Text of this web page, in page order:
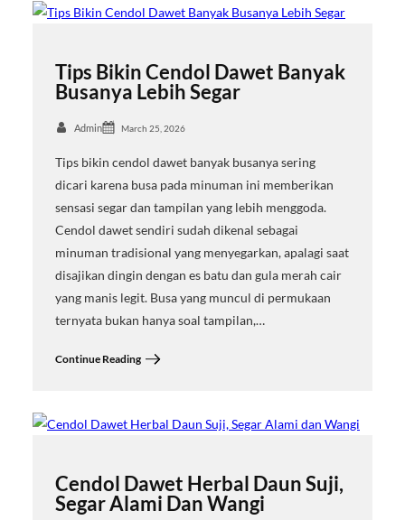
Tips Bikin Cendol Dawet Banyak
Busanya Lebih Segar
Admin March 25, 2026
Tips bikin cendol dawet banyak busanya sering
dicari karena busa pada minuman ini memberikan
sensasi segar dan tampilan yang lebih menggoda.
Cendol dawet sendiri sudah dikenal sebagai
minuman tradisional yang menyegarkan, apalagi saat
disajikan dingin dengan es batu dan gula merah cair
yang manis legit. Busa yang muncul di permukaan
ternyata bukan hanya soal tampilan,…
Continue Reading
Cendol Dawet Herbal Daun Suji,
Segar Alami Dan Wangi